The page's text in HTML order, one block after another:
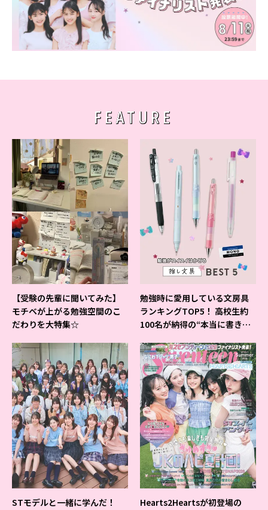
FEATURE
【受験の先輩に聞いてみた】
モチベが上がる勉強空間のこ
だわりを大特集☆
勉強時に愛用している文房具
ランキングTOP5！ 高校生約
100名が納得の“本当に書きや
STモデルと一緒に学んだ！
Hearts2Heartsが初登場の